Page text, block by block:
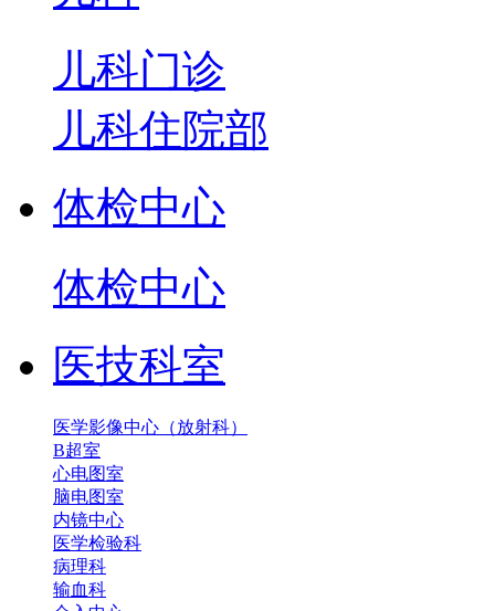
儿科门诊
儿科住院部
体检中心
体检中心
医技科室
医学影像中心（放射科）
B超室
心电图室
脑电图室
内镜中心
医学检验科
病理科
输血科